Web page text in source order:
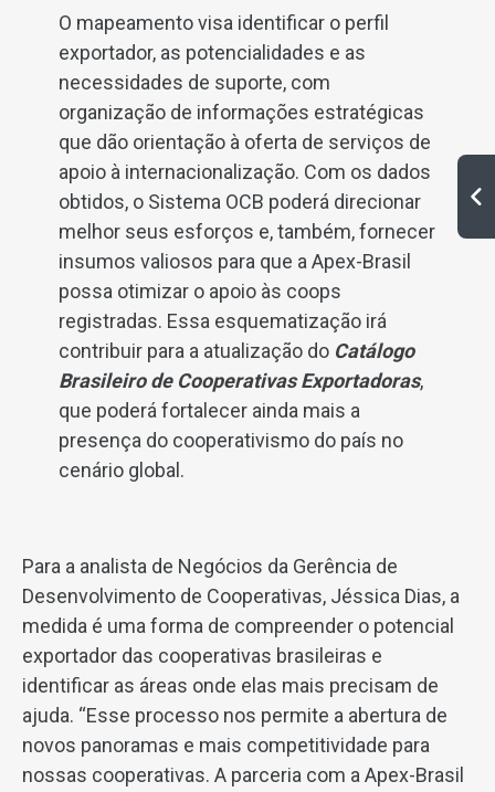
O mapeamento visa identificar o perfil
exportador, as potencialidades e as
necessidades de suporte, com
organização de informações estratégicas
que dão orientação à oferta de serviços de
apoio à internacionalização. Com os dados
obtidos, o Sistema OCB poderá direcionar
melhor seus esforços e, também, fornecer
insumos valiosos para que a Apex-Brasil
possa otimizar o apoio às coops
registradas. Essa esquematização irá
contribuir para a atualização do Catálogo
Brasileiro de Cooperativas Exportadoras,
que poderá fortalecer ainda mais a
presença do cooperativismo do país no
cenário global.
Para a analista de Negócios da Gerência de
Desenvolvimento de Cooperativas, Jéssica Dias, a
medida é uma forma de compreender o potencial
exportador das cooperativas brasileiras e
identificar as áreas onde elas mais precisam de
ajuda. “Esse processo nos permite a abertura de
novos panoramas e mais competitividade para
nossas cooperativas. A parceria com a Apex-Brasil